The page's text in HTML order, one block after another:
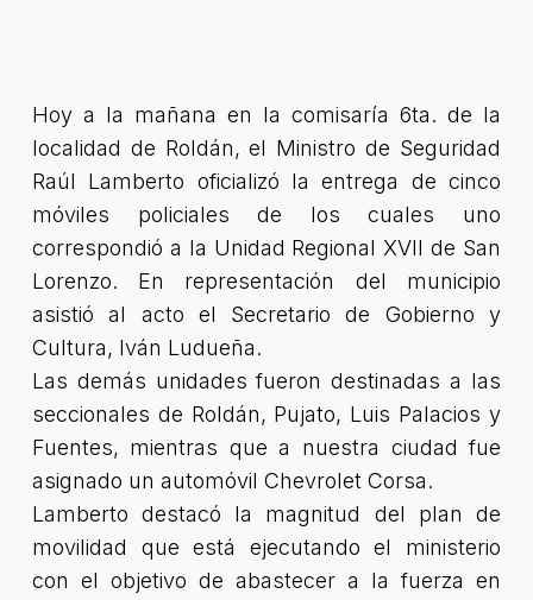
Hoy a la mañana en la comisaría 6ta. de la
localidad de Roldán, el Ministro de Seguridad
Raúl Lamberto oficializó la entrega de cinco
móviles policiales de los cuales uno
correspondió a la Unidad Regional XVII de San
Lorenzo. En representación del municipio
asistió al acto el Secretario de Gobierno y
Cultura, Iván Ludueña.
Las demás unidades fueron destinadas a las
seccionales de Roldán, Pujato, Luis Palacios y
Fuentes, mientras que a nuestra ciudad fue
asignado un automóvil Chevrolet Corsa.
Lamberto destacó la magnitud del plan de
movilidad que está ejecutando el ministerio
con el objetivo de abastecer a la fuerza en